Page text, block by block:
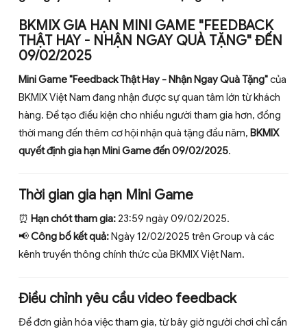
BKMIX GIA HẠN MINI GAME "FEEDBACK
THẬT HAY - NHẬN NGAY QUÀ TẶNG" ĐẾN
09/02/2025
Mini Game "Feedback Thật Hay - Nhận Ngay Quà Tặng"của
BKMIX Việt Nam đang nhận được sự quan tâm lớn từ khách
hàng. Để tạo điều kiện cho nhiều người tham gia hơn, đồng
thời mang đến thêm cơ hội nhận quà tặng đầu năm, BKMIX
quyết định gia hạn Mini Game đến 09/02/2025.
Thời gian gia hạn Mini Game
⏰ Hạn chót tham gia: 23:59 ngày 09/02/2025.
📢Công bố kết quả:Ngày 12/02/2025 trên Group và các
kênh truyền thông chính thức của BKMIX Việt Nam.
Điều chỉnh yêu cầu video feedback
Để đơn giản hóa việc tham gia, từ bây giờ người chơi chỉ cần